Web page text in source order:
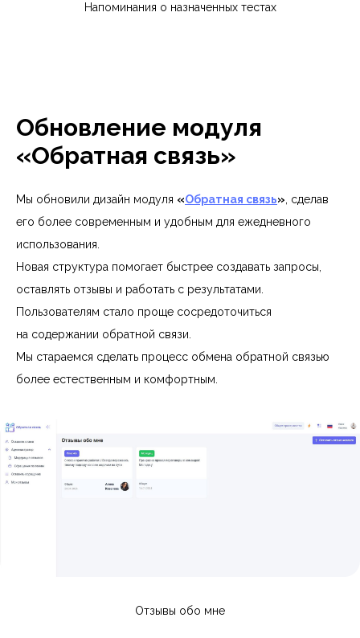
Напоминания о назначенных тестах
Обновление модуля
«Обратная связь»
Мы обновили дизайн модуля «Обратная связь» , сделав
его более современным и удобным для ежедневного
использования.
Новая структура помогает быстрее создавать запросы,
оставлять отзывы и работать с результатами.
Пользователям стало проще сосредоточиться
на содержании обратной связи.
Мы стараемся сделать процесс обмена обратной связью
более естественным и комфортным.
Отзывы обо мне